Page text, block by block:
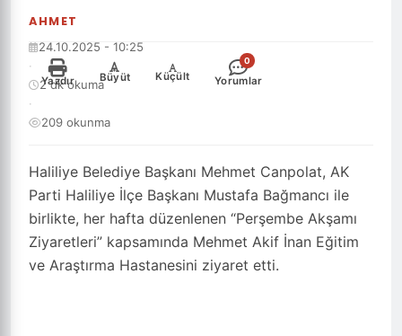
AHMET
Haliliye Belediye Başkanı Mehmet Canpolat, AK
Parti Haliliye İlçe Başkanı Mustafa Bağmancı ile
birlikte, her hafta düzenlenen “Perşembe Akşamı
Ziyaretleri” kapsamında Mehmet Akif İnan Eğitim
ve Araştırma Hastanesini ziyaret etti.
24.10.2025 - 10:25
·
2 dk okuma
·
209 okunma
Yazdır
+
Büyüt
-
Küçült
0
Yorumlar